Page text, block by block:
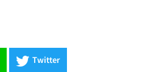
Twitter